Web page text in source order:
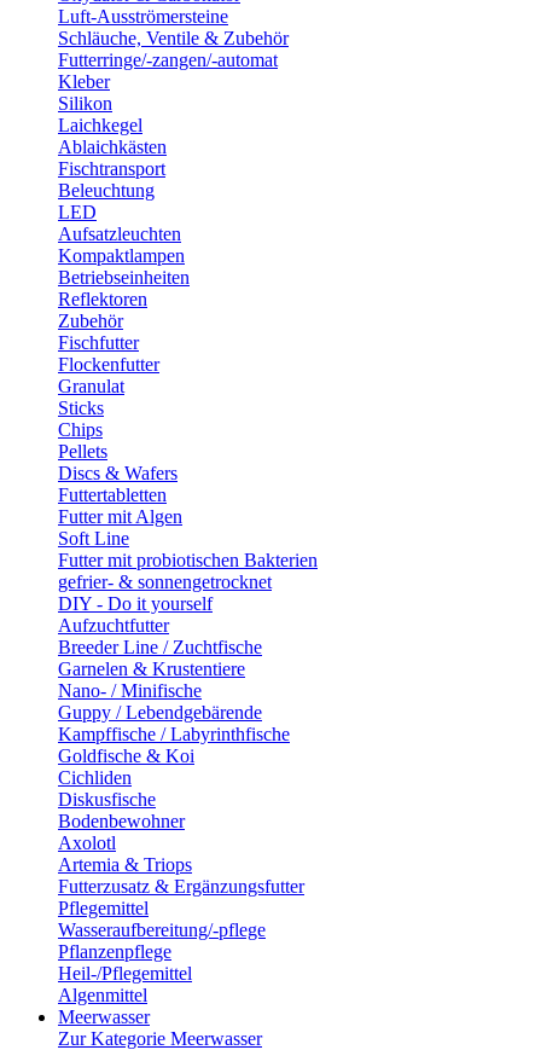
Luft-Ausströmersteine
Schläuche, Ventile & Zubehör
Futterringe/-zangen/-automat
Kleber
Silikon
Laichkegel
Ablaichkästen
Fischtransport
Beleuchtung
LED
Aufsatzleuchten
Kompaktlampen
Betriebseinheiten
Reflektoren
Zubehör
Fischfutter
Flockenfutter
Granulat
Sticks
Chips
Pellets
Discs & Wafers
Futtertabletten
Futter mit Algen
Soft Line
Futter mit probiotischen Bakterien
gefrier- & sonnengetrocknet
DIY - Do it yourself
Aufzuchtfutter
Breeder Line / Zuchtfische
Garnelen & Krustentiere
Nano- / Minifische
Guppy / Lebendgebärende
Kampffische / Labyrinthfische
Goldfische & Koi
Cichliden
Diskusfische
Bodenbewohner
Axolotl
Artemia & Triops
Futterzusatz & Ergänzungsfutter
Pflegemittel
Wasseraufbereitung/-pflege
Pflanzenpflege
Heil-/Pflegemittel
Algenmittel
Meerwasser
Zur Kategorie Meerwasser